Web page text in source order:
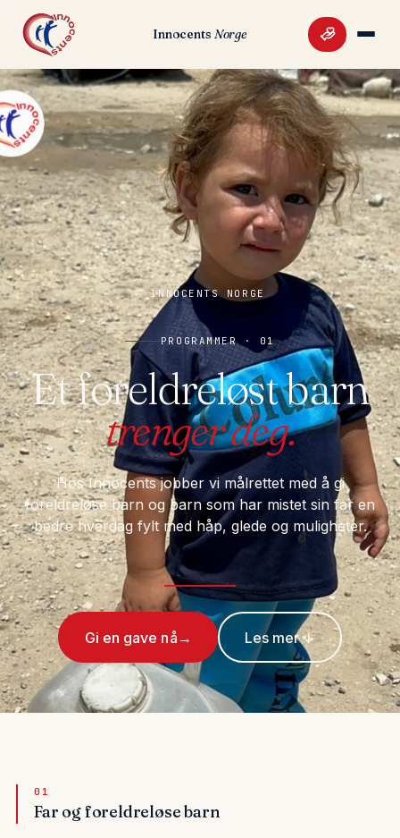
Innocents Norge BIDRA NÅ
← INNOCENTS NORGE
PROGRAMMER · 01
Et foreldreløst barn
trenger deg.
Hos Innocents jobber vi målrettet med å gi
foreldreløse barn og barn som har mistet sin far en
bedre hverdag fylt med håp, glede og muligheter.
Gi en gave nå → Les mer ↓
01
Far og foreldreløse barn